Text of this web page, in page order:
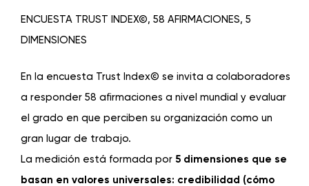
ENCUESTA TRUST INDEX©, 58 AFIRMACIONES, 5
DIMENSIONES
En la encuesta Trust Index© se invita a colaboradores
a responder 58 afirmaciones a nivel mundial y evaluar
el grado en que perciben su organización como un
gran lugar de trabajo.
La medición está formada por 5 dimensiones que se
basan en valores universales: credibilidad (cómo